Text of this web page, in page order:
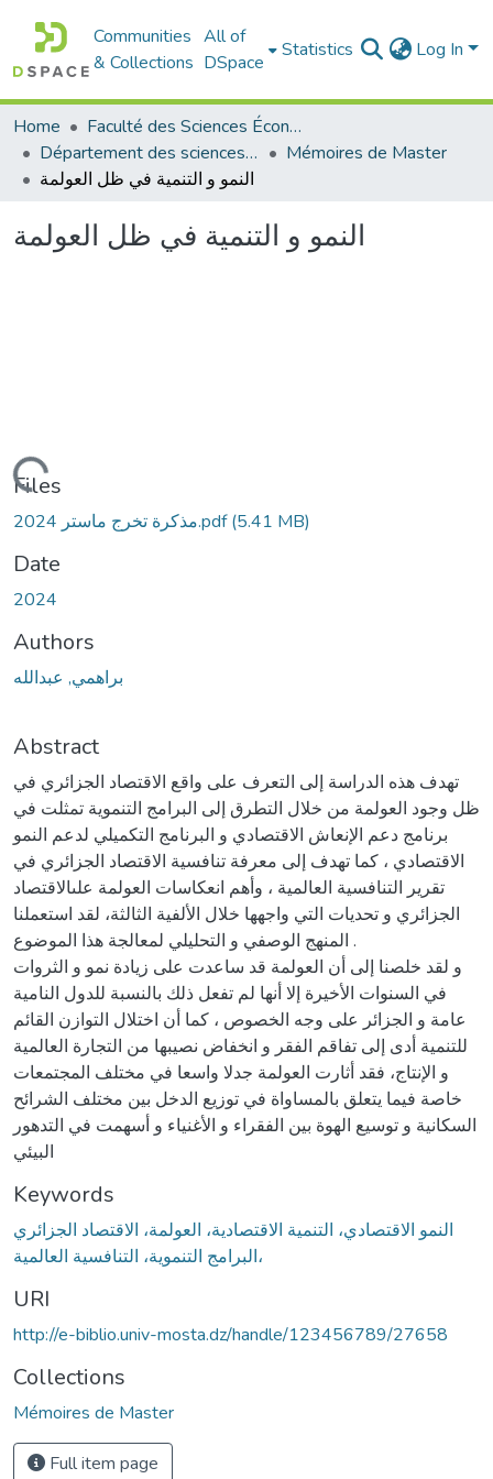
Communities
& Collections
All of
DSpace
Statistics Log In
Home
Faculté des Sciences Économiques Commerciales et des Sciences de Gestion
Département des sciences économiques
Mémoires de Master
النمو و التنمية في ظل العولمة
النمو و التنمية في ظل العولمة
Loading...
Files
مذكرة تخرج ماستر 2024.pdf(5.41 MB)
Date
2024
Authors
براهمي, عبدالله
Abstract
تهدف هذه الدراسة إلى التعرف على واقع الاقتصاد الجزائري في
ظل وجود العولمة من خلال التطرق إلى البرامج التنموية تمثلت في
برنامج دعم الإنعاش الاقتصادي و البرنامج التكميلي لدعم النمو
الاقتصادي ، كما تهدف إلى معرفة تنافسية الاقتصاد الجزائري في
تقرير التنافسية العالمية ، وأهم انعكاسات العولمة علىالاقتصاد
الجزائري و تحديات التي واجهها خلال الألفية الثالثة، لقد استعملنا
المنهج الوصفي و التحليلي لمعالجة هذا الموضوع .
و لقد خلصنا إلى أن العولمة قد ساعدت على زيادة نمو و الثروات
في السنوات الأخيرة إلا أنها لم تفعل ذلك بالنسبة للدول النامية
عامة و الجزائر على وجه الخصوص ، كما أن اختلال التوازن القائم
للتنمية أدى إلى تفاقم الفقر و انخفاض نصيبها من التجارة العالمية
و الإنتاج، فقد أثارت العولمة جدلا واسعا في مختلف المجتمعات
خاصة فيما يتعلق بالمساواة في توزيع الدخل بين مختلف الشرائح
السكانية و توسيع الهوة بين الفقراء و الأغنياء و أسهمت في التدهور
البيئي
Keywords
النمو الاقتصادي، التنمية الاقتصادية، العولمة، الاقتصاد الجزائري
،البرامج التنموية، التنافسية العالمية
URI
http://e-biblio.univ-mosta.dz/handle/123456789/27658
Collections
Mémoires de Master
Full item page